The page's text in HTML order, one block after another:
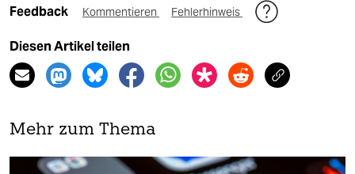
Feedback Kommentieren Fehlerhinweis
Diesen Artikel teilen
Mehr zum Thema